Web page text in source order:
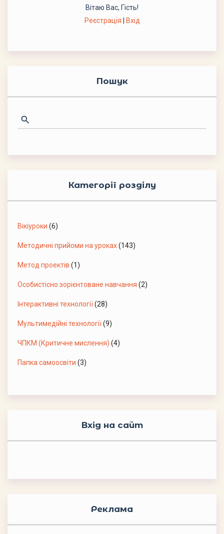
Вітаю Вас, Гість!
Реєстрація
Вхід
Пошук
Категорії розділу
Вікіуроки (6)
Методичні прийоми на уроках(143)
Метод проектів (1)
Особистісно зорієнтоване навчання (2)
Інтерактивні технології(28)
Мультимедійні технології(9)
ЧПКМ (Критичне мислення) (4)
Папка самоосвіти (3)
Вхід на сайт
Реклама